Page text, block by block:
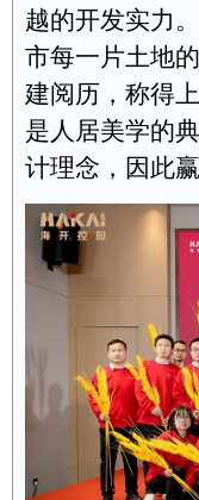
越的开发实力
市每一片土地
建阅历，称得
是人居美学的
计理念，因此